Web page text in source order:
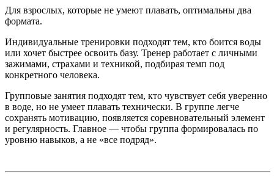
Для взрослых, которые не умеют плавать, оптимальны два
формата.
Индивидуальные тренировки подходят тем, кто боится воды
или хочет быстрее освоить базу. Тренер работает с личными
зажимами, страхами и техникой, подбирая темп под
конкретного человека.
Групповые занятия подходят тем, кто чувствует себя уверенно
в воде, но не умеет плавать технически. В группе легче
сохранять мотивацию, появляется соревновательный элемент
и регулярность. Главное — чтобы группа формировалась по
уровню навыков, а не «все подряд».